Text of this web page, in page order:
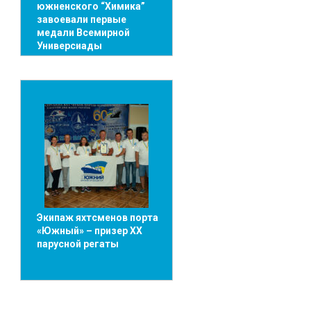
южненского “Химика”
завоевали первые
медали Всемирной
Универсиады
Экипаж яхтсменов порта
«Южный» – призер XX
парусной регаты